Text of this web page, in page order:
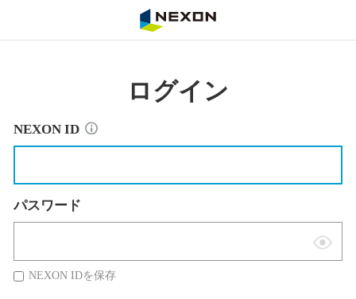
ログイン
NEXON ID
パスワード
表
NEXON IDを保存